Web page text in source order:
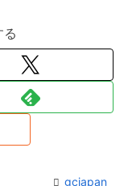
gcjapan